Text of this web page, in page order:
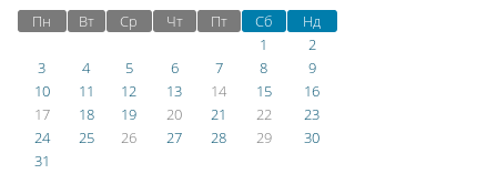
Пн Вт Ср Чт Пт Сб
Нд
1
2
3
4 5 6 7 8
9
10
11 12 13 14 15
16
17
18 19 20 21 22
23
24
25 26 27 28 29
30
31